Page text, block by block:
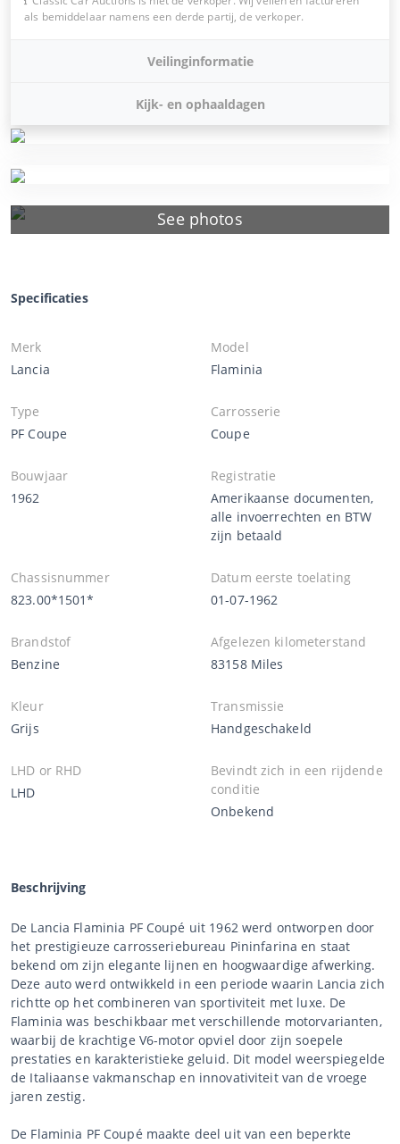
See photos
als bemiddelaar namens een derde partij, de verkoper.
Veilinginformatie
Kijk- en ophaaldagen
Specificaties
Merk
Lancia
Model
Flaminia
Type
PF Coupe
Carrosserie
Coupe
Bouwjaar
1962
Registratie
Amerikaanse documenten,
alle invoerrechten en BTW
zijn betaald
Chassisnummer
823.00*1501*
Datum eerste toelating
01-07-1962
Brandstof
Benzine
Afgelezen kilometerstand
83158 Miles
Kleur
Grijs
Transmissie
Handgeschakeld
LHD or RHD
LHD
Bevindt zich in een rijdende
conditie
Onbekend
Beschrijving
De Lancia Flaminia PF Coupé uit 1962 werd ontworpen door
het prestigieuze carrosseriebureau Pininfarina en staat
bekend om zijn elegante lijnen en hoogwaardige afwerking.
Deze auto werd ontwikkeld in een periode waarin Lancia zich
richtte op het combineren van sportiviteit met luxe. De
Flaminia was beschikbaar met verschillende motorvarianten,
waarbij de krachtige V6-motor opviel door zijn soepele
prestaties en karakteristieke geluid. Dit model weerspiegelde
de Italiaanse vakmanschap en innovativiteit van de vroege
jaren zestig.
De Flaminia PF Coupé maakte deel uit van een beperkte